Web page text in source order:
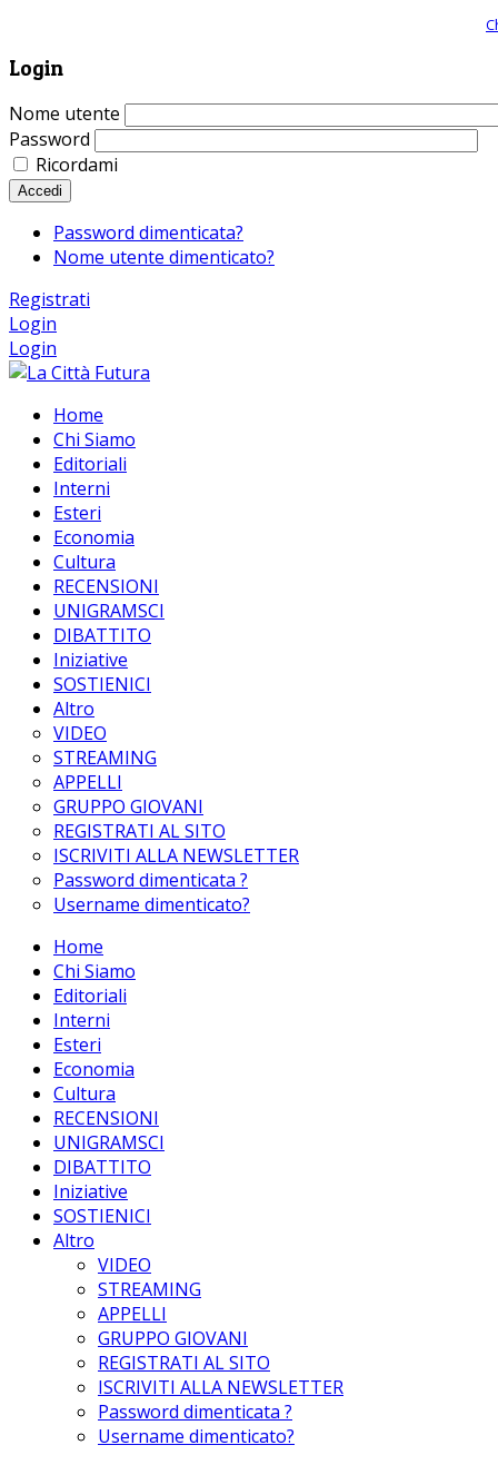
Login
Nome utente
Password
Ricordami
Accedi
Password dimenticata?
Nome utente dimenticato?
Registrati
Login
Login
Home
Chi Siamo
Editoriali
Interni
Esteri
Economia
Cultura
RECENSIONI
UNIGRAMSCI
DIBATTITO
Iniziative
SOSTIENICI
Altro
VIDEO
STREAMING
APPELLI
GRUPPO GIOVANI
REGISTRATI AL SITO
ISCRIVITI ALLA NEWSLETTER
Password dimenticata ?
Username dimenticato?
Home
Chi Siamo
Editoriali
Interni
Esteri
Economia
Cultura
RECENSIONI
UNIGRAMSCI
DIBATTITO
Iniziative
SOSTIENICI
Altro
VIDEO
STREAMING
APPELLI
GRUPPO GIOVANI
REGISTRATI AL SITO
ISCRIVITI ALLA NEWSLETTER
Password dimenticata ?
Username dimenticato?